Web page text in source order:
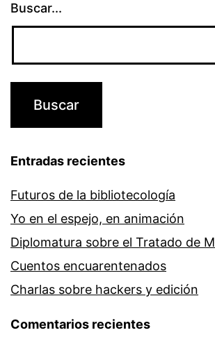
Buscar...
Entradas recientes
Futuros de la bibliotecología
Yo en el espejo, en animación
Diplomatura sobre el Tratado de
Cuentos encuarentenados
Charlas sobre hackers y edición
Comentarios recientes